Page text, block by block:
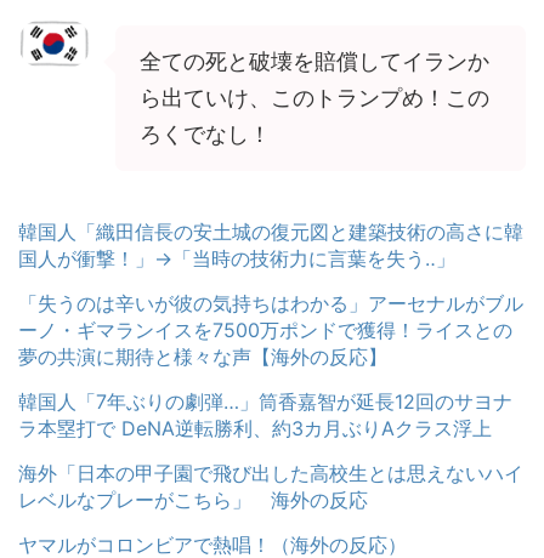
全ての死と破壊を賠償してイランか
ら出ていけ、このトランプめ！この
ろくでなし！
韓国人「織田信長の安土城の復元図と建築技術の高さに韓
国人が衝撃！」→「当時の技術力に言葉を失う‥」
「失うのは辛いが彼の気持ちはわかる」アーセナルがブル
ーノ・ギマランイスを7500万ポンドで獲得！ライスとの
夢の共演に期待と様々な声【海外の反応】
韓国人「7年ぶりの劇弾…」筒香嘉智が延長12回のサヨナ
ラ本塁打で DeNA逆転勝利、約3カ月ぶりAクラス浮上
海外「日本の甲子園で飛び出した高校生とは思えないハイ
レベルなプレーがこちら」 海外の反応
ヤマルがコロンビアで熱唱！（海外の反応）